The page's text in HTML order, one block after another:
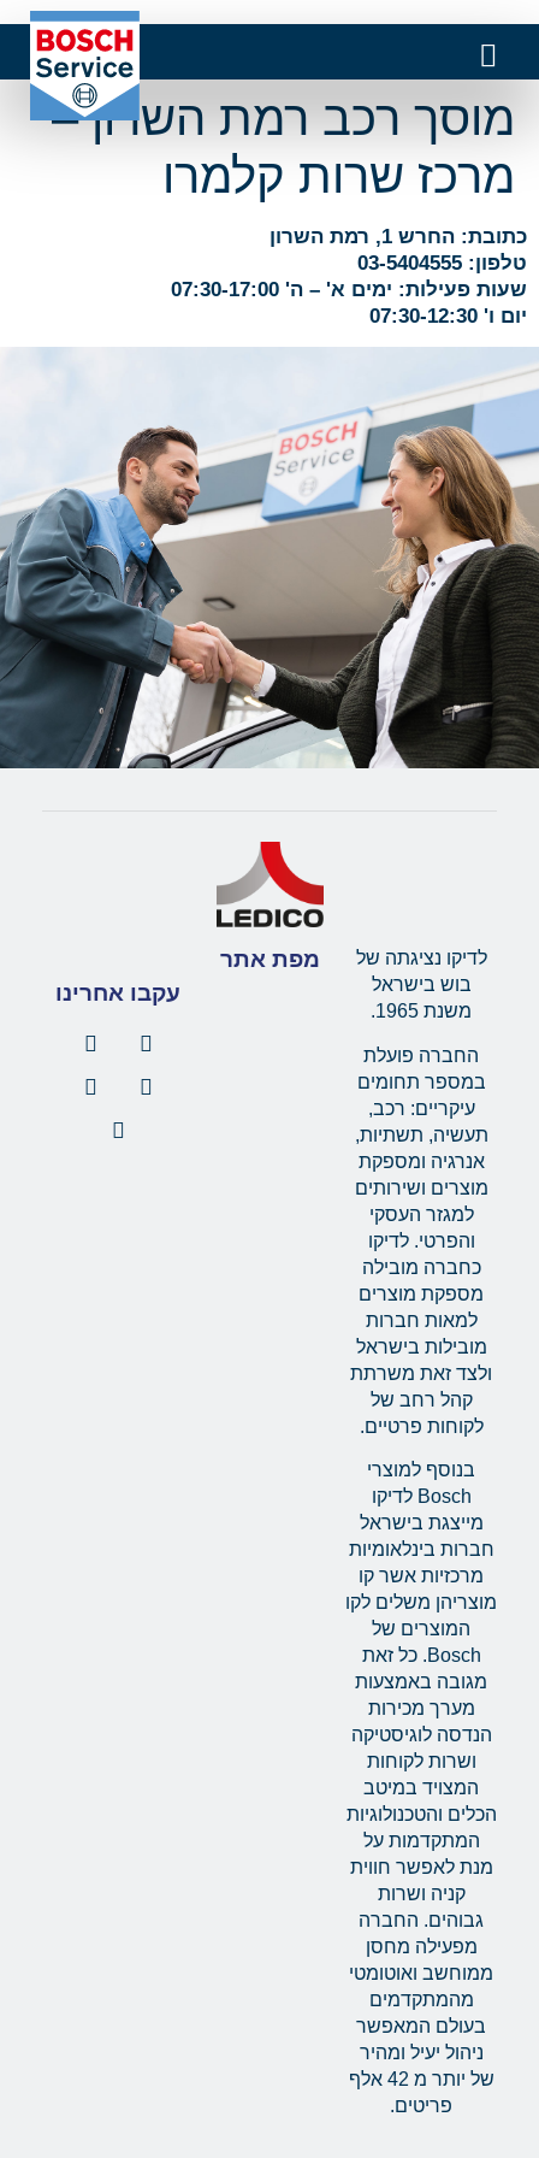
מוסך רכב רמת השרון –
מרכז שרות קלמרו
כתובת: החרש 1, רמת השרון
טלפון: 03-5404555
שעות פעילות: ימים א' – ה' 07:30-17:00
יום ו' 07:30-12:30
לדיקו נציגתה של
בוש בישראל
משנת 1965.
החברה פועלת
במספר תחומים
עיקריים: רכב,
תעשיה, תשתיות,
אנרגיה ומספקת
מוצרים ושירותים
למגזר העסקי
והפרטי. לדיקו
כחברה מובילה
מספקת מוצרים
למאות חברות
מובילות בישראל
ולצד זאת משרתת
קהל רחב של
לקוחות פרטיים.
בנוסף למוצרי
Bosch לדיקו
מייצגת בישראל
חברות בינלאומיות
מרכזיות אשר קו
מוצריהן משלים לקו
המוצרים של
Bosch. כל זאת
מגובה באמצעות
מערך מכירות
הנדסה לוגיסטיקה
ושרות לקוחות
המצויד במיטב
הכלים והטכנולוגיות
המתקדמות על
מנת לאפשר חווית
קניה ושרות
גבוהים. החברה
מפעילה מחסן
ממוחשב ואוטומטי
מהמתקדמים
בעולם המאפשר
ניהול יעיל ומהיר
של יותר מ 42 אלף
פריטים.
מפת אתר
עקבו אחרינו